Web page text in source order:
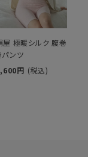
屋 極暖シルク 腹巻
パンツ
円 (税込)